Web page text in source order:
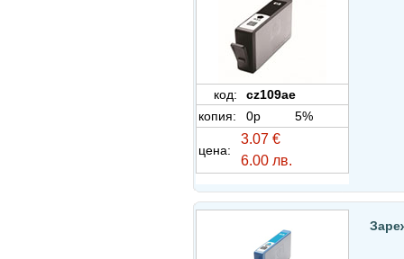
код:
cz109ae
копия:
0p 5%
цена:
3.07 €
6.00 лв.